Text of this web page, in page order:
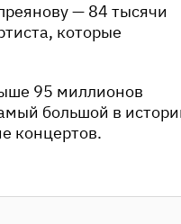
— 84 тысячи
которые
95 миллионов
большой в
концертов.